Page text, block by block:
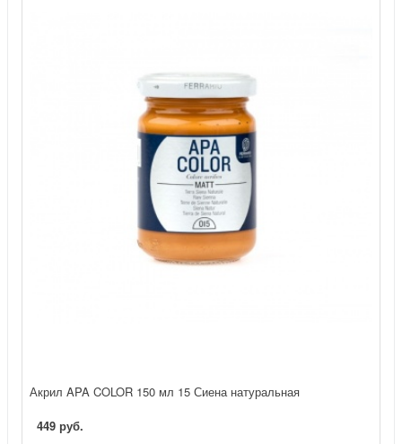
Акрил APA COLOR 150 мл 15 Сиена натуральная
449 руб.